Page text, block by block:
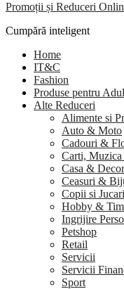
Promoții și Reduceri
Cumpără inteligent
Home
IT&C
Fashion
Produse pentru
Alte Reduceri
Alimente si
Auto & Moto
Cadouri &
Carti,
Casa &
Ceasuri &
Copii si
Hobby &
Ingrijire
Petshop
Retail
Servicii
Servicii
Sport